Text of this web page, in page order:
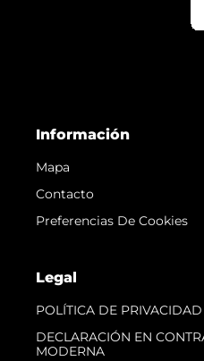
Información
Mapa
Contacto
Preferencias De Cookies
Legal
POLÍTICA DE PRIVACIDAD
DECLARACIÓN EN
MODERNA